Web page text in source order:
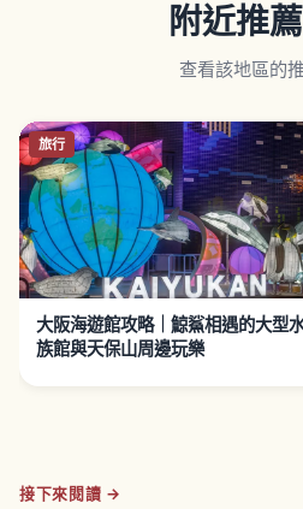
附近推
查看該地區的
旅行
大阪海遊館攻略｜鯨鯊相遇的大型
族館與天保山周邊玩樂
接下來閱讀 →